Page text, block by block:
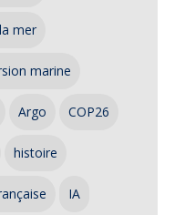
mer
marine
Argo COP26
histoire
IA